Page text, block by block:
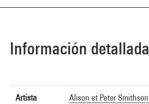
Información detallada
Artista Alison et Peter Smithson